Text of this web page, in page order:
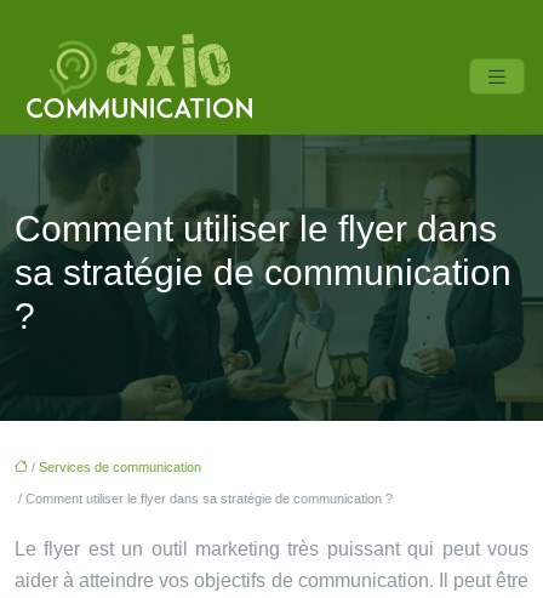
Comment utiliser le flyer dans
sa stratégie de communication
?
/ Services de communication
/ Comment utiliser le flyer dans sa stratégie de communication ?
Le flyer est un outil marketing très puissant qui peut vous
aider à atteindre vos objectifs de communication. Il peut être